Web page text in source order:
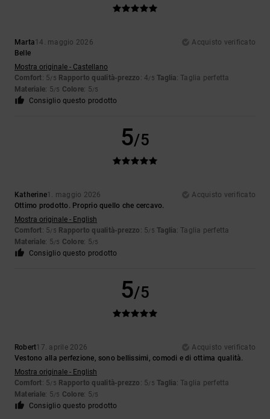
Marta14. maggio 2026
Acquisto verificato
Belle
Mostra originale - Castellano
Comfort: 5/5 Rapporto qualità-prezzo : 4/5 Taglia: Taglia perfetta
Materiale: 5/5 Colore: 5/5
Consiglio questo prodotto
5/5
Katherine1. maggio 2026
Acquisto verificato
Ottimo prodotto. Proprio quello che cercavo.
Mostra originale - English
Comfort: 5/5 Rapporto qualità-prezzo : 5/5 Taglia: Taglia perfetta
Materiale: 5/5 Colore: 5/5
Consiglio questo prodotto
5/5
Robert17. aprile 2026
Acquisto verificato
Vestono alla perfezione, sono bellissimi, comodi e di ottima qualità.
Mostra originale - English
Comfort: 5/5 Rapporto qualità-prezzo : 5/5 Taglia: Taglia perfetta
Materiale: 5/5 Colore: 5/5
Consiglio questo prodotto